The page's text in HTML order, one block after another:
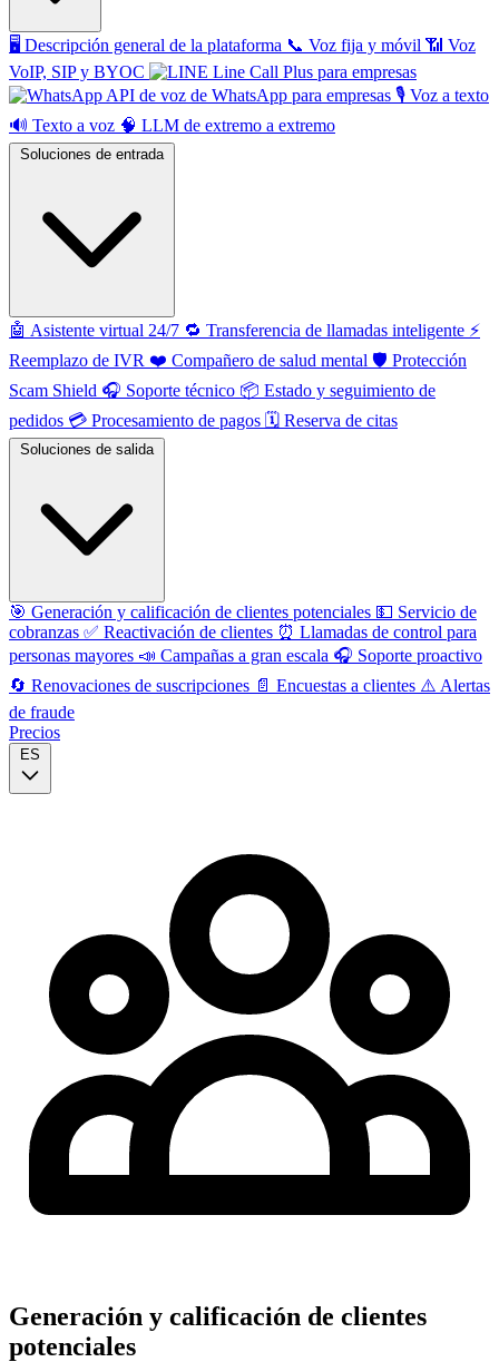
🖥️ Descripción general de la plataforma 📞 Voz fija y móvil 📶 Voz
VoIP, SIP y BYOC
Line Call Plus para empresas
API de voz de WhatsApp para empresas 🎙️ Voz a texto
🔊 Texto a voz 🧠 LLM de extremo a extremo
Soluciones de entrada
🤖 Asistente virtual 24/7 🔁 Transferencia de llamadas inteligente ⚡️
Reemplazo de IVR ❤️ Compañero de salud mental 🛡️ Protección
Scam Shield 🎧 Soporte técnico 📦 Estado y seguimiento de
pedidos 💳 Procesamiento de pagos 🗓️ Reserva de citas
Soluciones de salida
🎯 Generación y calificación de clientes potenciales 💵 Servicio de
cobranzas ✅ Reactivación de clientes ⏰ Llamadas de control para
personas mayores 📣 Campañas a gran escala 🎧 Soporte proactivo
🔄 Renovaciones de suscripciones 📄 Encuestas a clientes ⚠️ Alertas
de fraude
Precios
ES
Generación y calificación de clientes
potenciales